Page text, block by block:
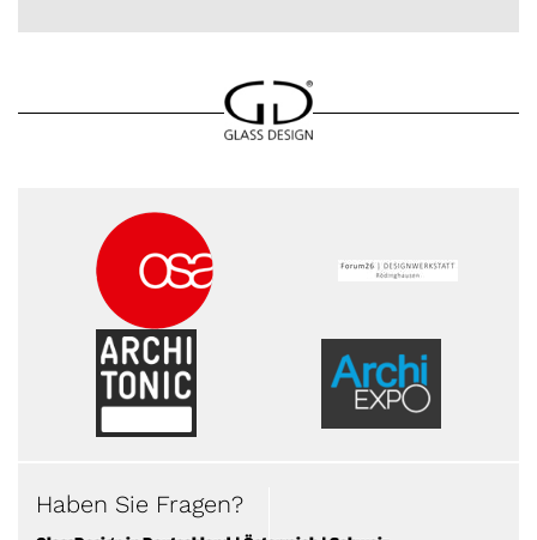
Haben Sie Fragen?